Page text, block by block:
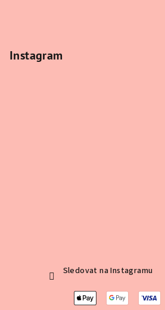
Instagram
Sledovat na Instagramu